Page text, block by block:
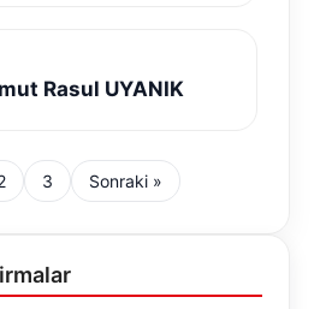
Rasul UYANIK
3 Sonraki »